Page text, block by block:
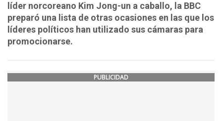
líder norcoreano Kim Jong-un a caballo, la BBC
preparó una lista de otras ocasiones en las que los
líderes políticos han utilizado sus cámaras para
promocionarse.
PUBLICIDAD